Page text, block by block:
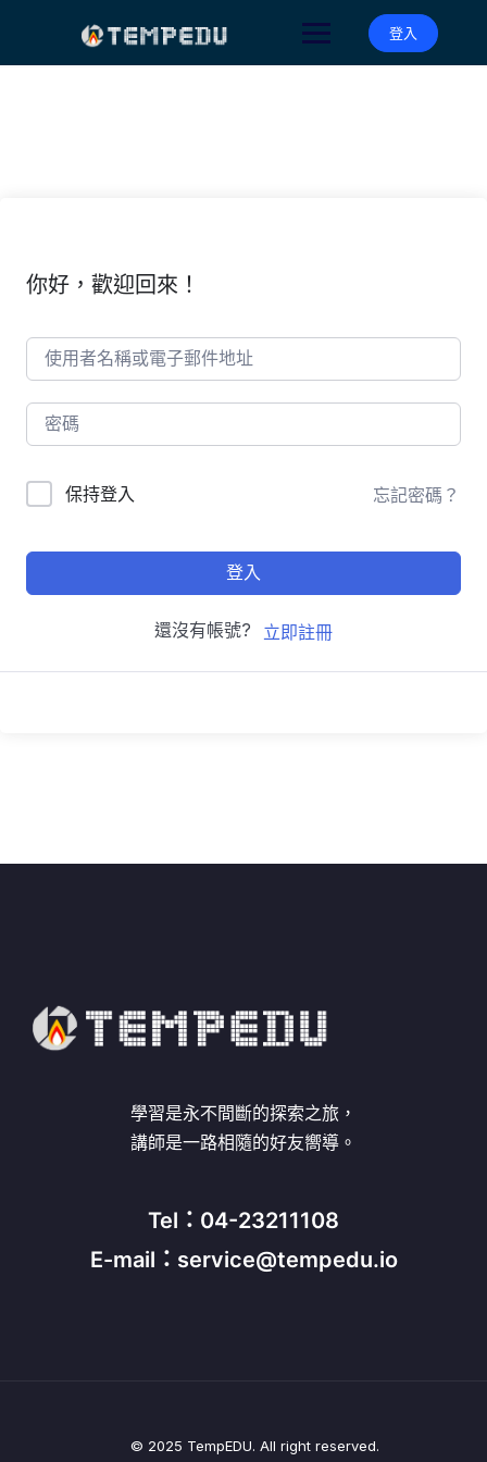
登入
你好，歡迎回來！
保持登入 忘記密碼？
登入
還沒有帳號? 立即註冊
學習是永不間斷的探索之旅，
講師是一路相隨的好友嚮導。
Tel：04-23211108
E-mail：service@tempedu.io
© 2025 TempEDU. All right reserved.